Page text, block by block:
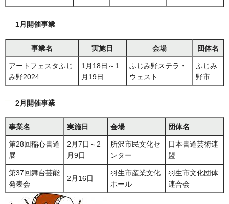
1月開催事業
事業名 実施日 会場 団体名
アートフェスタふじ
み野2024
1月18日～1
月19日
ふじみ野ステラ・
ウェスト
ふじみ
野市
2月開催事業
事業名 実施日 会場 団体名
第28回稲心書道
展
2月7日～2
月9日
所沢市民文化セ
ンター
日本書道芸術連
盟
第37回舞台芸能
発表会
2月16日
羽生市産業文化
ホール
羽生市文化団体
連合会